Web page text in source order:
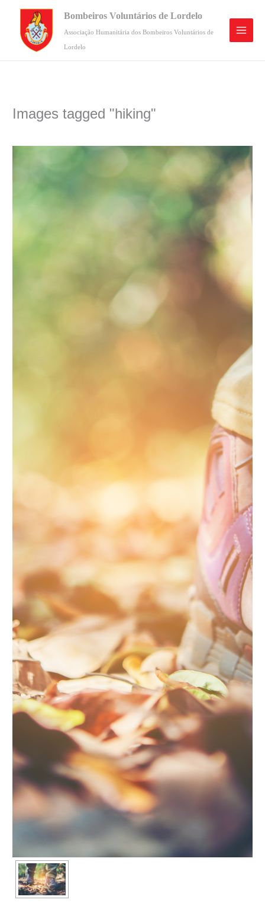
content
Bombeiros Voluntários de Lordelo
Associação Humanitária dos Bombeiros Voluntários de
Lordelo
Images tagged "hiking"